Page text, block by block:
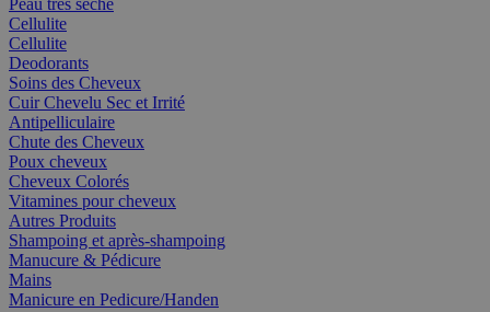
Peau très seche
Cellulite
Cellulite
Deodorants
Soins des Cheveux
Cuir Chevelu Sec et Irrité
Antipelliculaire
Chute des Cheveux
Poux cheveux
Cheveux Colorés
Vitamines pour cheveux
Autres Produits
Shampoing et après-shampoing
Manucure & Pédicure
Mains
Manicure en Pedicure/Handen